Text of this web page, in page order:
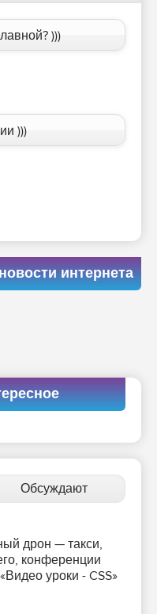
)))
)))
интернета
Обсуждают
дрон — такси,
конференции
уроки - CSS»